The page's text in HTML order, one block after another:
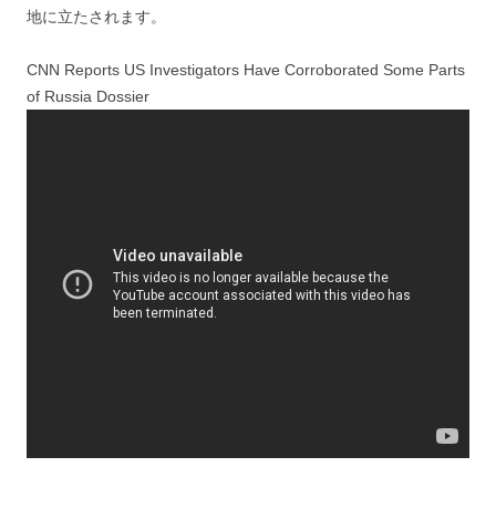
地に立たされます。
CNN Reports US Investigators Have Corroborated Some Parts
of Russia Dossier